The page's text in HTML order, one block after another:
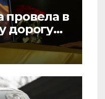
провела в
дорогу
– Олега